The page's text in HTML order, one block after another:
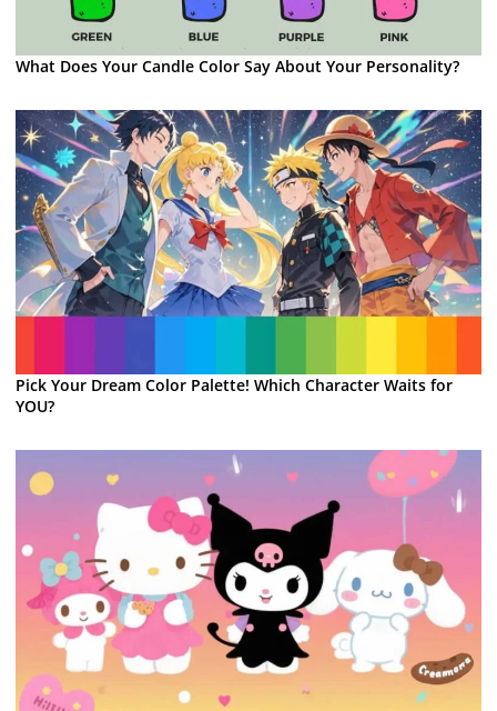
What Does Your Candle Color Say About Your Personality?
Pick Your Dream Color Palette! Which Character Waits for
YOU?